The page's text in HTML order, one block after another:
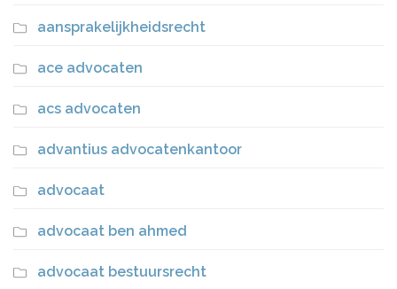
aansprakelijkheidsrecht
ace advocaten
acs advocaten
advantius advocatenkantoor
advocaat
advocaat ben ahmed
advocaat bestuursrecht